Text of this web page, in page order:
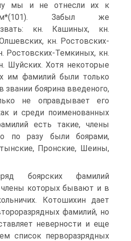
мы и не отнесли их к
Забыл же
кн. Кашиных, кн.
кн. Ростовских-
Ростовских-Темкиных, кн.
Шуйских. Хотя некоторые
им фамилий были только
звании боярина введеного,
не оправдывает его
и среди поименованных
есть такие, члены
по разу были боярами,
Пронские, Шеины,
боярских фамилий
члены которых бывают и в
Котошихин дает
фамилий, но
неверности и еще
список перворазрядных